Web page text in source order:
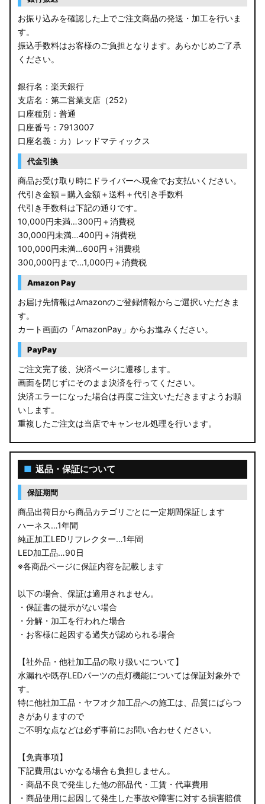
お振り込みを確認した上でご注文商品の発送・加工を行いま
す。
振込手数料はお客様のご負担となります。あらかじめご了承
ください。
銀行名：楽天銀行
支店名：第二営業支店（252）
口座種別：普通
口座番号：7913007
口座名義：カ）レッドマティックス
代金引換
商品お受け取り時にドライバーへ現金でお支払いください。
代引き金額＝購入金額＋送料＋代引き手数料
代引き手数料は下記の通りです。
10,000円未満…300円＋消費税
30,000円未満…400円＋消費税
100,000円未満…600円＋消費税
300,000円まで…1,000円＋消費税
Amazon Pay
お届け先情報はAmazonのご登録情報からご選択いただきま
す。
カート画面の「AmazonPay」からお進みください。
PayPay
ご注文完了後、決済ページに遷移します。
画面を閉じずにそのまま決済を行ってください。
決済エラーになった場合は再度ご注文いただきますようお願
いします。
重複したご注文は当店でキャンセル処理を行います。
■ 返品・保証について
保証期間
商品出荷日から商品カテゴリごとに一定期間保証します
ハーネス…1年間
純正加工LEDリフレクター…1年間
LED加工品…90日
※各商品ページに保証内容を記載します
以下の場合、保証は適用されません。
・保証書の提示がない場合
・分解・加工を行われた場合
・お客様に起因する過失が認められる場合
【社外品・他社加工品の取り扱いについて】
水漏れや既存LEDパーツの点灯機能については保証対象外で
す。
特に他社加工品・ヤフオク加工品への施工は、品質にばらつ
きがありますので
ご不明な点などは必ず事前にお問い合わせください。
【免責事項】
下記費用はいかなる場合も負担しません。
・商品不良で発生した他の部品代・工賃・代車費用
・商品使用に起因して発生した事故や障害に対する損害賠償